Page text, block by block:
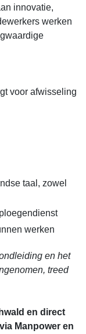
innovatie,
werken
voor afwisseling
taal, zowel
werken
en het
treed
en direct
Manpower en